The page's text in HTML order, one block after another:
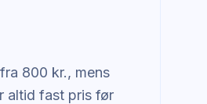
800 kr., mens
altid fast pris før